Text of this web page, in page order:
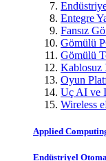
Entegre
Fansız
Gömülü
Gömülü
Kablosuz
Oyun
Uç AI ve
Wireless
Applied
Endüstriyel